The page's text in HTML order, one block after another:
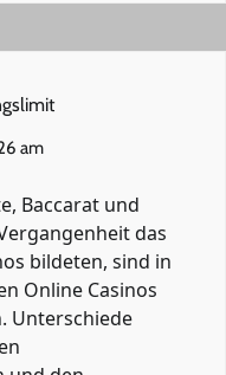
am
Baccarat und
das
bildeten, sind in
Online Casinos
Unterschiede